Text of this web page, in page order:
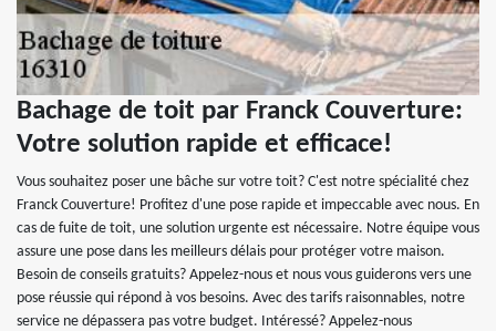
Bachage de toit par Franck Couverture:
Votre solution rapide et efficace!
Vous souhaitez poser une bâche sur votre toit? C'est notre spécialité chez
Franck Couverture! Profitez d'une pose rapide et impeccable avec nous. En
cas de fuite de toit, une solution urgente est nécessaire. Notre équipe vous
assure une pose dans les meilleurs délais pour protéger votre maison.
Besoin de conseils gratuits? Appelez-nous et nous vous guiderons vers une
pose réussie qui répond à vos besoins. Avec des tarifs raisonnables, notre
service ne dépassera pas votre budget. Intéressé? Appelez-nous